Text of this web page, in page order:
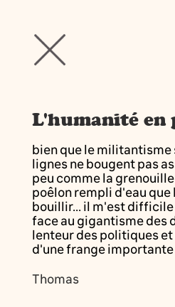
L'humanité
bien que le
lignes ne bougent pas
peu comme la
poêlon rempli d'eau
bouillir... il m'est
face au gigantisme des
lenteur des politiques
d'une frange
Thomas